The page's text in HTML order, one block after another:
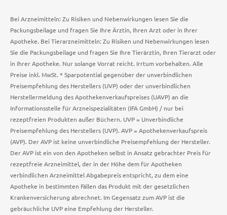
Bei Arzneimitteln: Zu Risiken und Nebenwirkungen lesen Sie die
Packungsbeilage und fragen Sie Ihre Ärztin, Ihren Arzt oder in Ihrer
Apotheke. Bei Tierarzneimitteln: Zu Risiken und Nebenwirkungen lesen
Sie die Packungsbeilage und fragen Sie Ihre Tierärztin, Ihren Tierarzt oder
in Ihrer Apotheke. Nur solange Vorrat reicht. Irrtum vorbehalten. Alle
Preise inkl. MwSt. * Sparpotential gegenüber der unverbindlichen
Preisempfehlung des Herstellers (UVP) oder der unverbindlichen
Herstellermeldung des Apothekenverkaufspreises (UAVP) an die
Informationsstelle für Arzneispezialitäten (IFA GmbH) / nur bei
rezeptfreien Produkten außer Büchern. UVP = Unverbindliche
Preisempfehlung des Herstellers (UVP). AVP = Apothekenverkaufspreis
(AVP). Der AVP ist keine unverbindliche Preisempfehlung der Hersteller.
Der AVP ist ein von den Apotheken selbst in Ansatz gebrachter Preis für
rezeptfreie Arzneimittel, der in der Höhe dem für Apotheken
verbindlichen Arzneimittel Abgabepreis entspricht, zu dem eine
Apotheke in bestimmten Fällen das Produkt mit der gesetzlichen
Krankenversicherung abrechnet. Im Gegensatz zum AVP ist die
gebräuchliche UVP eine Empfehlung der Hersteller.